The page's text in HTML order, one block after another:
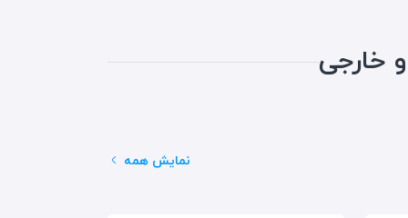
خارجی
نمایش همه